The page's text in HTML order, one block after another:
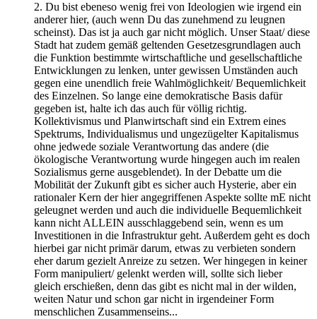
2. Du bist ebeneso wenig frei von Ideologien wie irgend ein
anderer hier, (auch wenn Du das zunehmend zu leugnen
scheinst). Das ist ja auch gar nicht möglich. Unser Staat/ diese
Stadt hat zudem gemäß geltenden Gesetzesgrundlagen auch
die Funktion bestimmte wirtschaftliche und gesellschaftliche
Entwicklungen zu lenken, unter gewissen Umständen auch
gegen eine unendlich freie Wahlmöglichkeit/ Bequemlichkeit
des Einzelnen. So lange eine demokratische Basis dafür
gegeben ist, halte ich das auch für völlig richtig.
Kollektivismus und Planwirtschaft sind ein Extrem eines
Spektrums, Individualismus und ungezügelter Kapitalismus
ohne jedwede soziale Verantwortung das andere (die
ökologische Verantwortung wurde hingegen auch im realen
Sozialismus gerne ausgeblendet). In der Debatte um die
Mobilität der Zukunft gibt es sicher auch Hysterie, aber ein
rationaler Kern der hier angegriffenen Aspekte sollte mE nicht
geleugnet werden und auch die individuelle Bequemlichkeit
kann nicht ALLEIN ausschlaggebend sein, wenn es um
Investitionen in die Infrastruktur geht. Außerdem geht es doch
hierbei gar nicht primär darum, etwas zu verbieten sondern
eher darum gezielt Anreize zu setzen. Wer hingegen in keiner
Form manipuliert/ gelenkt werden will, sollte sich lieber
gleich erschießen, denn das gibt es nicht mal in der wilden,
weiten Natur und schon gar nicht in irgendeiner Form
menschlichen Zusammenseins...